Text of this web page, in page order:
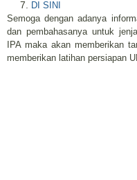
DI SINI
Semoga dengan adanya
dan pembahasanya untuk
IPA maka akan memberikan
memberikan latihan persiapan